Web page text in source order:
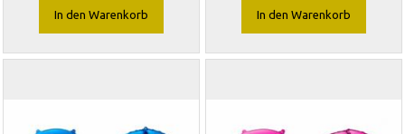
In den Warenkorb In den Warenkorb